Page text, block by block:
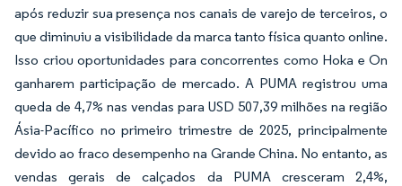
após reduzir sua presença nos canais de varejo de terceiros, o
que diminuiu a visibilidade da marca tanto física quanto online.
Isso criou oportunidades para concorrentes como Hoka e On
ganharem participação de mercado. A PUMA registrou uma
queda de 4,7% nas vendas para USD 507,39 milhões na região
Ásia-Pacífico no primeiro trimestre de 2025, principalmente
devido ao fraco desempenho na Grande China. No entanto, as
vendas gerais de calçados da PUMA cresceram 2,4%,